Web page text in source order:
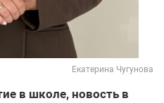
Екатерина Чугунова
в школе, новость в